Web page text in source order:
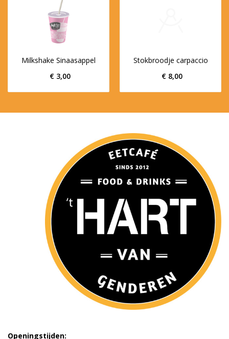
Milkshake Sinaasappel
€ 3,00
Stokbroodje carpaccio
€ 8,00
Openingstijden: